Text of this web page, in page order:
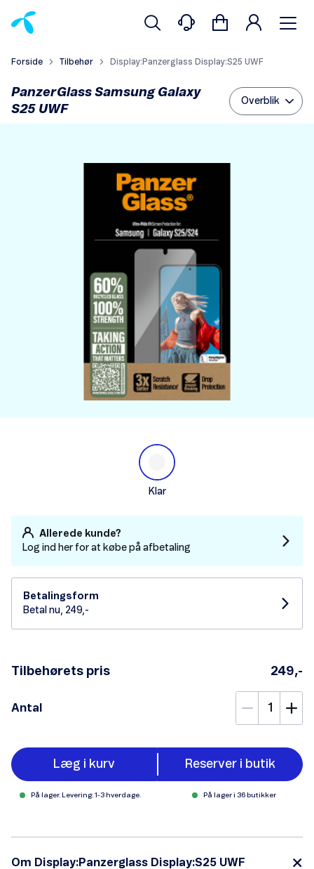
Forside Tilbehør Display:Panzerglass Display:S25 UWF
PanzerGlass Samsung Galaxy
S25 UWF
Overblik
Klar
Allerede kunde?
Log ind her for at købe på afbetaling
Betalingsform
Betal nu, 249,-
Tilbehørets pris 249,-
Antal
Læg i kurv Reserver i butik
På lager. Levering: 1-3 hverdage. På lager i 36 butikker
Om Display:Panzerglass Display:S25 UWF